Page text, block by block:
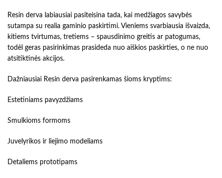
Resin derva labiausiai pasiteisina tada, kai medžiagos savybės
sutampa su realia gaminio paskirtimi. Vieniems svarbiausia išvaizda,
kitiems tvirtumas, tretiems – spausdinimo greitis ar patogumas,
todėl geras pasirinkimas prasideda nuo aiškios paskirties, o ne nuo
atsitiktinės akcijos.
Dažniausiai Resin derva pasirenkamas šioms kryptims:
Estetiniams pavyzdžiams
Smulkioms formoms
Juvelyrikos ir liejimo modeliams
Detaliems prototipams